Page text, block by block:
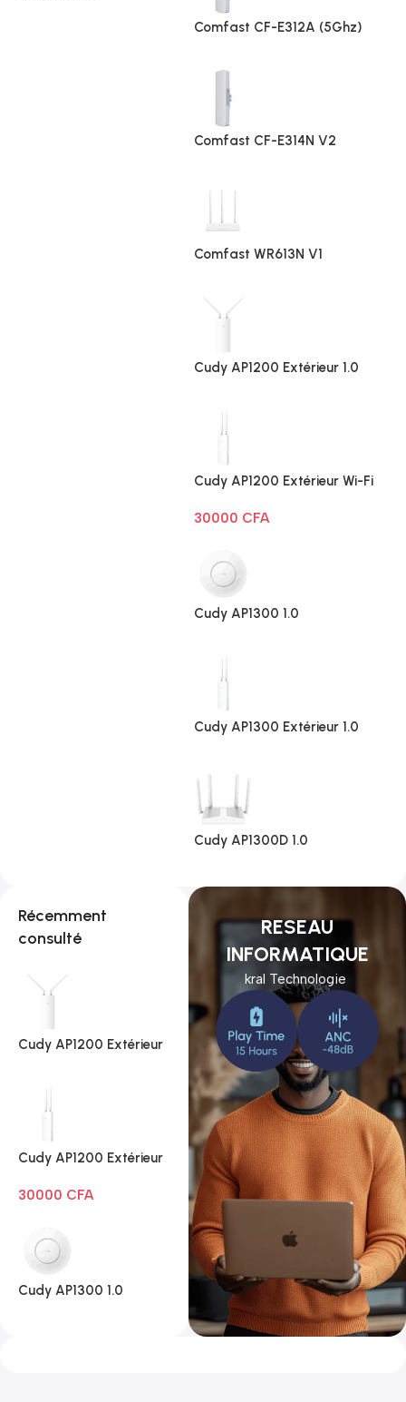
Récemment
consulté
Cudy AP1200 Extérieur
Cudy AP1200 Extérieur
30000 CFA
Cudy AP1300 1.0
RESEAU
INFORMATIQUE
kral Technologie
Comfast CF-E312A (5Ghz)
Comfast CF-E314N V2
Comfast WR613N V1
Cudy AP1200 Extérieur 1.0
Cudy AP1200 Extérieur Wi-Fi
30000 CFA
Cudy AP1300 1.0
Cudy AP1300 Extérieur 1.0
Cudy AP1300D 1.0